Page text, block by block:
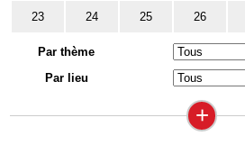
23 24 25 26
Par thème
Par lieu
+